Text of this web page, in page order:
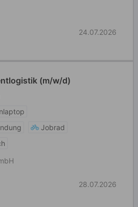
24.07.2026
(m/w/d)
Jobrad
28.07.2026